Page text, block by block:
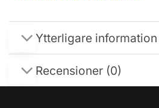
Ytterligare information
Recensioner (0)